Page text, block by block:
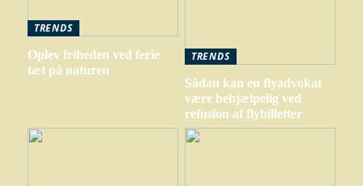
TRENDS
Oplev friheden ved ferie
tæt på naturen
TRENDS
Sådan kan en flyadvokat
være behjælpelig ved
refusion af flybilletter